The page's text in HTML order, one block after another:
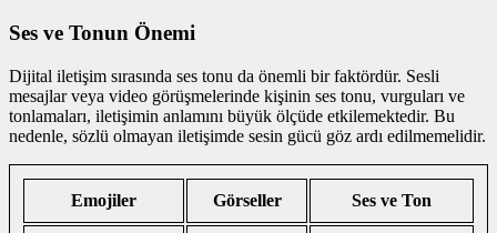
Ses ve Tonun Önemi
Dijital iletişim sırasında ses tonu da önemli bir faktördür. Sesli
mesajlar veya video görüşmelerinde kişinin ses tonu, vurguları ve
tonlamaları, iletişimin anlamını büyük ölçüde etkilemektedir. Bu
nedenle, sözlü olmayan iletişimde sesin gücü göz ardı edilmemelidir.
Emojiler Görseller Ses ve Ton